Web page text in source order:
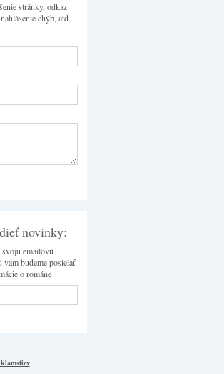
stránky, odkaz
chýb, atd.
novinky:
svoju emailovú
vám budeme posielať
o románe